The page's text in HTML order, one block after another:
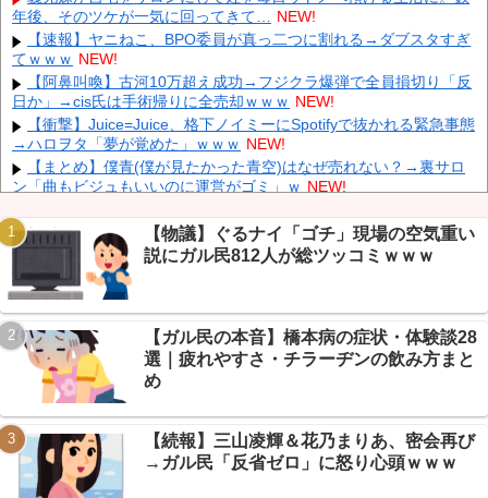
英BBC：アストンマーチン内部の分析ではホンダPUはメルセデス
からラップ1.5秒遅れらしい NEW!
元日向坂46・松田好花、食中毒で「腹痛とおう吐と下痢が止まら
ない」原因は夏の風物詩だった NEW!
シカホワ村上宗隆、通訳なしで普通に会話。コーチ「今10段階で
6ぐらい。来た時は0だった（笑）」 NEW!
【GIF動画】 宮城の可愛すぎるチアさん、甲子園で発見される
NEW!
【にじさんじ】 五木、すべてをメモ帳で管理する長尾に表計算ソ
Powered by livedoor 相互RSS
年後、そのツケが一気に回ってきて… NEW!
【速報】ヤニねこ、BPO委員が真っ二つに割れる→ダブスタすぎ
てｗｗｗ NEW!
【阿鼻叫喚】古河10万超え成功→フジクラ爆弾で全員損切り「反
日か」→cis氏は手術帰りに全売却ｗｗｗ NEW!
【衝撃】Juice=Juice、格下ノイミーにSpotifyで抜かれる緊急事態
→ハロヲタ「夢が覚めた」ｗｗｗ NEW!
【まとめ】僕青(僕が見たかった青空)はなぜ売れない？→裏サロ
ン「曲もビジュもいいのに運営がゴミ」ｗ NEW!
NEW!
兄嫁「正月に帰るから、ゲームと、いいお肉と酒と、お風呂グッ
ズの準備しとけよ」寝起きの私「知るかボケ」兄嫁「キィィィィ
ー！！！！」私「あ…」
【動画】 新型のさすまた、限界突破ｗｗｗｗｗｗ NEW!
【悲報】リュウジ氏「冷やし中華ダルい」発言→芸スポ+民「料
理下手すぎ」総ツッコミｗｗｗ NEW!
【悲報】 有吉、一般人に「ド正論」を叩きつけて炎上ｗｗｗｗｗ
ｗｗｗ NEW!
【物議】ぐるナイ「ゴチ」現場の空気重い
説にガル民812人が総ツッコミｗｗｗ
【ガル民の本音】橋本病の症状・体験談28
選｜疲れやすさ・チラーヂンの飲み方まと
め
【続報】三山凌輝＆花乃まりあ、密会再び
→ガル民「反省ゼロ」に怒り心頭ｗｗｗ